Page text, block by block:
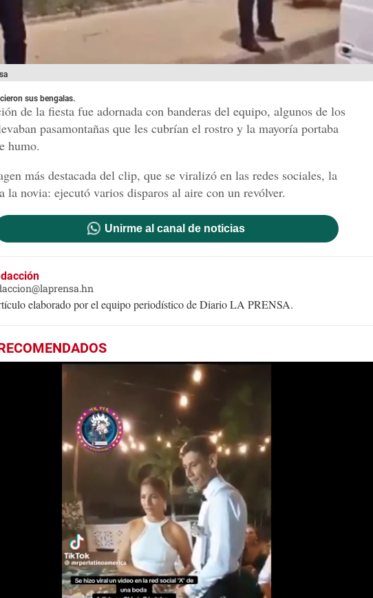
sus bengalas.
de la fiesta fue adornada con banderas del equipo, algunos de los
pasamontañas que les cubrían el rostro y la mayoría portaba
humo.
más destacada del clip, que se viralizó en las redes sociales, la
la novia: ejecutó varios disparos al aire con un revólver.
Unirme al canal de noticias
elaborado por el equipo periodístico de Diario LA PRENSA.